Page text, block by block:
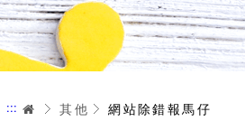
::: 首頁其他 網站除錯報馬仔